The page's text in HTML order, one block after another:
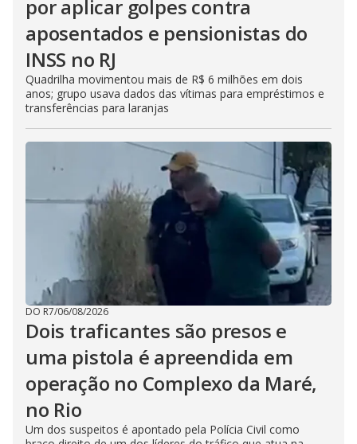
por aplicar golpes contra
aposentados e pensionistas do
INSS no RJ
Quadrilha movimentou mais de R$ 6 milhões em dois
anos; grupo usava dados das vítimas para empréstimos e
transferências para laranjas
DO R7/06/08/2026
Dois traficantes são presos e
uma pistola é apreendida em
operação no Complexo da Maré,
no Rio
Um dos suspeitos é apontado pela Polícia Civil como